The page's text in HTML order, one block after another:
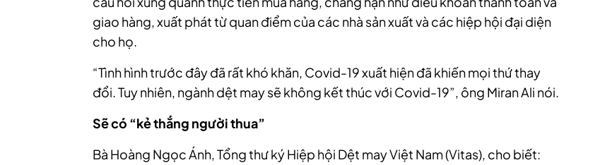
giao hàng, xuất phát từ quan điểm của các nhà sản xuất và các hiệp hội đại diện
cho họ.
“Tình hình trước đây đã rất khó khăn, Covid-19 xuất hiện đã khiến mọi thứ thay
đổi. Tuy nhiên, ngành dệt may sẽ không kết thúc với Covid-19”, ông Miran Ali nói.
Sẽ có “kẻ thắng người thua”
Bà Hoàng Ngọc Ánh, Tổng thư ký Hiệp hội Dệt may Việt Nam (Vitas), cho biết: